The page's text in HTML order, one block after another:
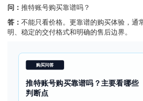
问： 推特账号购买靠谱吗？
答： 不能只看价格。更靠谱的购买体验，通
明、稳定的交付格式和明确的售后边界。